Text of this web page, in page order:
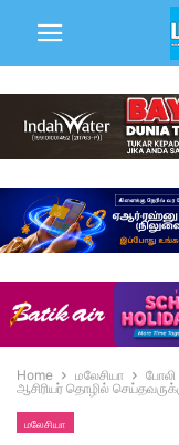
Home மலேசியா
ஆசிரியர் தொழில்
மலேசியா